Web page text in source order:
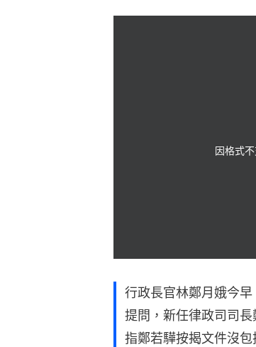
因格式
行政長官林鄭月娥今
提問，新任律政司司
指鄭若驊按揭文件沒